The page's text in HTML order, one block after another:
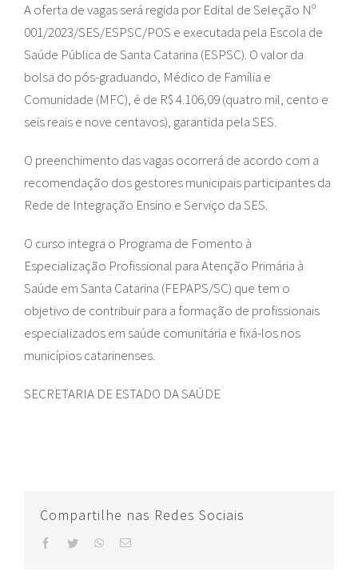
A oferta de vagas será regida por Edital de Seleção Nº
001/2023/SES/ESPSC/POS e executada pela Escola de
Saúde Pública de Santa Catarina (ESPSC). O valor da
bolsa do pós-graduando, Médico de Família e
Comunidade (MFC), é de R$ 4.106,09 (quatro mil, cento e
seis reais e nove centavos), garantida pela SES.
O preenchimento das vagas ocorrerá de acordo com a
recomendação dos gestores municipais participantes da
Rede de Integração Ensino e Serviço da SES.
O curso integra o Programa de Fomento à
Especialização Profissional para Atenção Primária à
Saúde em Santa Catarina (FEPAPS/SC) que tem o
objetivo de contribuir para a formação de profissionais
especializados em saúde comunitária e fixá-los nos
municípios catarinenses.
SECRETARIA DE ESTADO DA SAÚDE
Compartilhe nas Redes Sociais
facebooktwitterwhatsapp